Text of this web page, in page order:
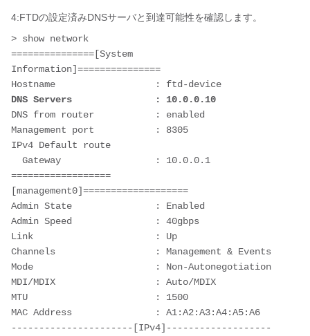
4:FTDの設定済みDNSサーバと到達可能性を確認します。
> show network
===============[System
Information]===============
DNS Servers               : 10.0.0.10
DNS from router           : enabled
Management port           : 8305
IPv4 Default route
==================
[management0]===================
Admin State               : Enabled
Admin Speed               : 40gbps
Link                      : Up
Channels                  : Management & Events
Mode                      : Non-Autonegotiation
MDI/MDIX                  : Auto/MDIX
MTU                       : 1500
MAC Address               : A1:A2:A3:A4:A5:A6
----------------------[IPv4]-------------------